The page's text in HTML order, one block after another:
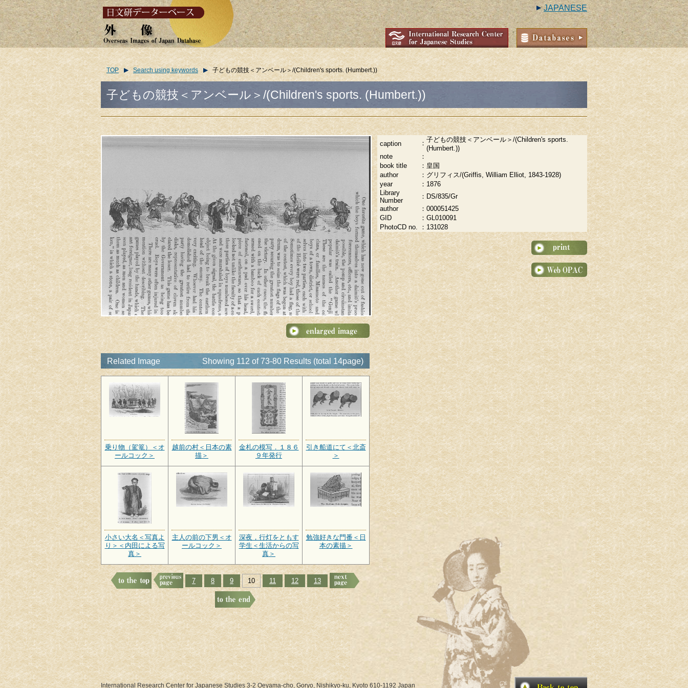
JAPANESE
TOP Search using keywords 子どもの競技＜アンベール＞/(Children's sports. (Humbert.))
子どもの競技＜アンベール＞/(Children's sports. (Humbert.))
Related Image Showing 112 of 73-80 Results (total 14page)
乗り物（駕篭）＜オ
ールコック＞
越前の村＜日本の素
描＞
金札の模写．１８６
９年発行
引き船道にて＜北斎
＞
小さい大名＜写真よ
り＞＜内田による写
真＞
主人の前の下男＜オ
ールコック＞
深夜，行灯をともす
学生＜生活からの写
真＞
勉強好きな門番＜日
本の素描＞
7 8 9 10 11 12 13
caption ： 子どもの競技＜アンベール＞/(Children's sports.
(Humbert.))
note
：
book title
： 皇国
author
： グリフィス/(Griffis, William Elliot, 1843-1928)
year
： 1876
Library
Number
： DS/835/Gr
author
： 000051425
GID
： GL010091
PhotoCD no.
： 131028
International Research Center for Japanese Studies 3-2 Oeyama-cho, Goryo, Nishikyo-ku, Kyoto 610-1192 Japan